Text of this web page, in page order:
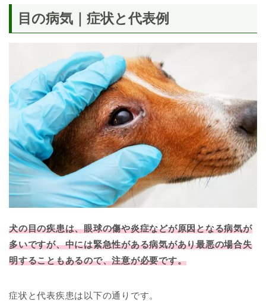
目の病気｜症状と代表例
犬の目の疾患は、眼球の傷や炎症などが原因となる病気が
多いですが、中には緊急性がある病気があり最悪の場合失
明することもあるので、注意が必要です。
症状と代表疾患は以下の通りです。